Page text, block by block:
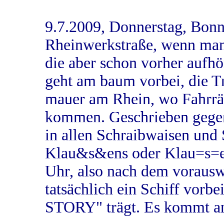
9.7.2009, Donnerstag,
Rheinwerkstraße, wenn
die aber schon vorher
geht am baum vorbei, die
mauer am Rhein, wo
kommen. Geschrieben
in allen Schraibwaisen und
Klau&s&ens oder
Uhr, also nach dem
tatsächlich ein Schiff
STORY" trägt. Es kommt